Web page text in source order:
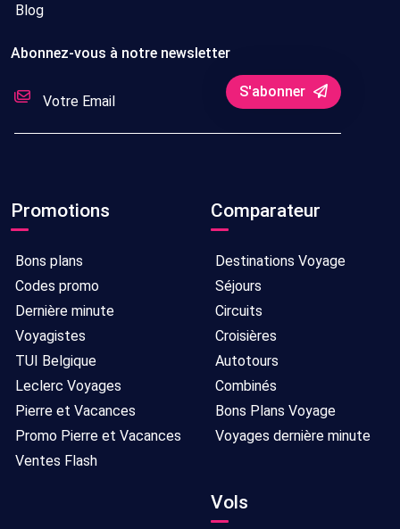
Blog
Abonnez-vous à notre newsletter
S'abonner
Promotions
Bons plans
Codes promo
Dernière minute
Voyagistes
TUI Belgique
Leclerc Voyages
Pierre et Vacances
Promo Pierre et Vacances
Ventes Flash
Comparateur
Destinations Voyage
Séjours
Circuits
Croisières
Autotours
Combinés
Bons Plans Voyage
Voyages dernière minute
Vols